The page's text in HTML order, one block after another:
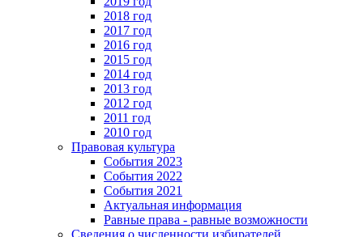
2018 год
2017 год
2016 год
2015 год
2014 год
2013 год
2012 год
2011 год
2010 год
Правовая культура
События 2023
События 2022
События 2021
Актуальная информация
Равные права - равные возможности
Сведения о численности избирателей